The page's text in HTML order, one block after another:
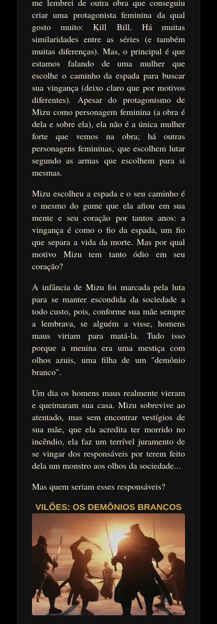
me lembrei de outra obra que conseguiu
criar uma protagonista feminina da qual
gosto muito: Kill Bill. Há muitas
similaridades entre as séries (e também
muitas diferenças). Mas, o principal é que
estamos falando de uma mulher que
escolhe o caminho da espada para buscar
sua vingança (deixo claro que por motivos
diferentes). Apesar do protagonismo de
Mizu como personagem feminina (a obra é
dela e sobre ela), ela não é a única mulher
forte que vemos na obra; há outras
personagens femininas, que escolhem lutar
segundo as armas que escolhem para si
mesmas.
Mizu escolheu a espada e o seu caminho é
o mesmo do gume que ela afiou em sua
mente e seu coração por tantos anos: a
vingança é como o fio da espada, um fio
que separa a vida da morte. Mas por qual
motivo Mizu tem tanto ódio em seu
coração?
A infância de Mizu foi marcada pela luta
para se manter escondida da sociedade a
todo custo, pois, conforme sua mãe sempre
a lembrava, se alguém a visse, homens
maus viriam para matá-la. Tudo isso
porque a menina era uma mestiça com
olhos azuis, uma filha de um "demônio
branco".
Um dia os homens maus realmente vieram
e queimaram sua casa. Mizu sobrevive ao
atentado, mas sem encontrar vestígios de
sua mãe, que ela acredita ter morrido no
incêndio, ela faz um terrível juramento de
se vingar dos responsáveis por terem feito
dela um monstro aos olhos da sociedade...
Mas quem seriam esses responsáveis?
VILÕES: OS DEMÔNIOS BRANCOS